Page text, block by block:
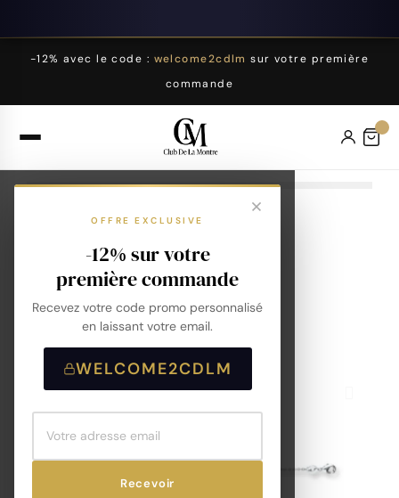
-12% avec le code : welcome2cdlm sur votre première
commande
OFFRE EXCLUSIVE
-12% sur votre
première commande
Recevez votre code promo personnalisé
en laissant votre email.
WELCOME2CDLM
Recevoir